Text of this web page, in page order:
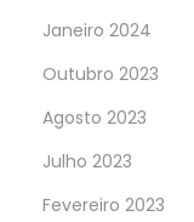
Janeiro 2024
Outubro 2023
Agosto 2023
Julho 2023
Fevereiro 2023